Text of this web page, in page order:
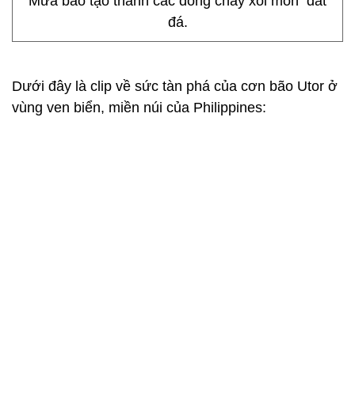
đá.
Dưới đây là clip về sức tàn phá của cơn bão Utor ở
vùng ven biển, miền núi của Philippines: